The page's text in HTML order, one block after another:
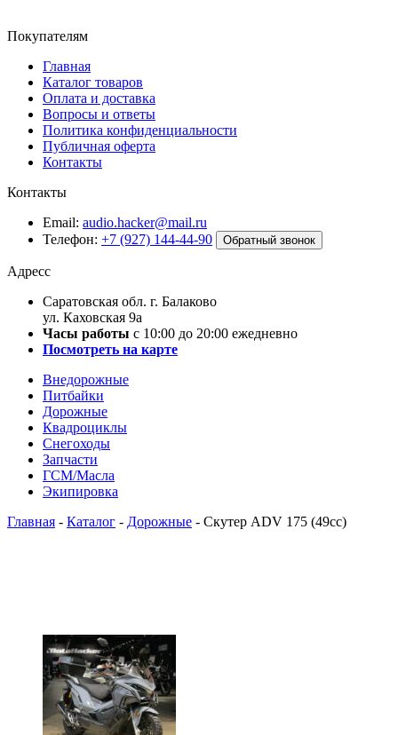
Покупателям
Главная
Каталог товаров
Оплата и доставка
Вопросы и ответы
Политика конфиденциальности
Публичная оферта
Контакты
Контакты
Email: audio.hacker@mail.ru
Телефон: +7 (927) 144-44-90 Обратный звонок
Адресс
Саратовская обл. г. Балаково
ул. Каховская 9а
Часы работы с 10:00 до 20:00 ежедневно
Посмотреть на карте
Внедорожные
Питбайки
Дорожные
Квадроциклы
Снегоходы
Запчасти
ГСМ/Масла
Экипировка
Главная - Каталог - Дорожные - Скутер ADV 175 (49cc)